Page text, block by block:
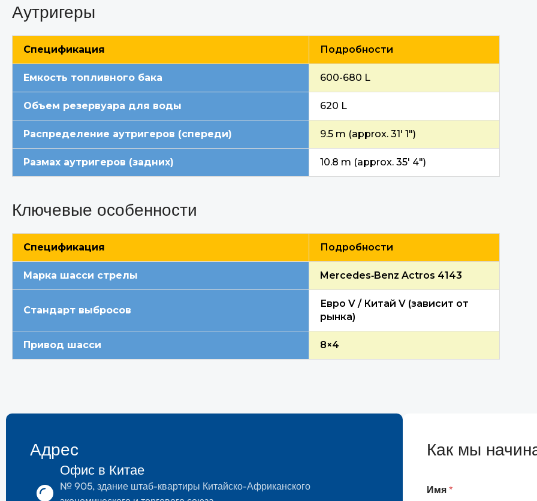
Аутригеры
Спецификация Подробности
Емкость топливного бака 600-680 L
Объем резервуара для воды 620 L
Распределение аутригеров (спереди) 9.5 m (approx. 31′ 1″)
Размах аутригеров (задних) 10.8 m (approx. 35′ 4″)
Ключевые особенности
Спецификация Подробности
Марка шасси стрелы Mercedes‑Benz Actros 4143
Стандарт выбросов
Евро V / Китай V (зависит от
рынка)
Привод шасси 8×4
Адрес
Офис в Китае
№ 905, здание штаб-квартиры Китайско-Африканского
Как мы
Имя *